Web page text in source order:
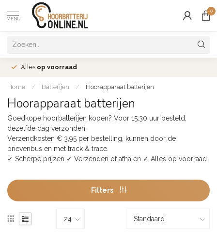
MENU
0
Alles op voorraad
Home / Batterijen / Hoorapparaat batterijen
Hoorapparaat batterijen
Goedkope hoorbatterijen kopen? Voor 15.30 uur besteld,
dezelfde dag verzonden.
Verzendkosten € 3,95 per bestelling, kunnen door de
brievenbus en met track & trace.
✓ Scherpe prijzen ✓ Verzenden of afhalen ✓ Alles op voorraad
Filters